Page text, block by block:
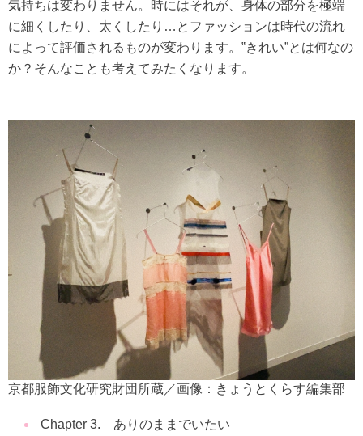
気持ちは変わりません。時にはそれが、身体の部分を極端
に細くしたり、太くしたり…とファッションは時代の流れ
によって評価されるものが変わります。‟きれい”とは何なの
か？そんなことも考えてみたくなります。
京都服飾文化研究財団所蔵／画像：きょうとくらす編集部
Chapter 3. ありのままでいたい